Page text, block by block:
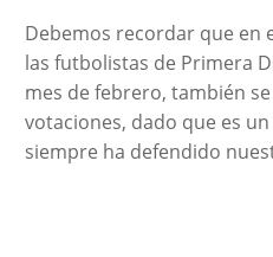
Debemos recordar que en
las futbolistas de Primera
mes de febrero, también
votaciones, dado que es
siempre ha defendido